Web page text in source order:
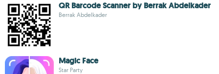
QR Barcode Scanner by Berrak Abdelkader
Berrak Abdelkader
Magic Face
Star Party